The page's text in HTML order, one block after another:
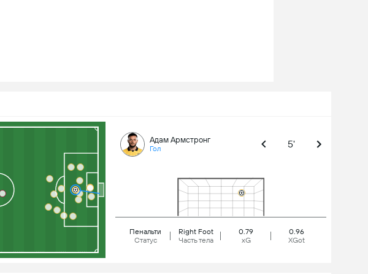
Адам Армстронг
Гол 5'
Пенальти
Статус
Right Foot
Часть тела
0.79
xG
0.96
XGot